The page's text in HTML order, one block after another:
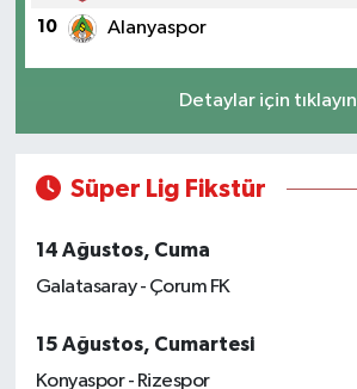
10 Alanyaspor
Detaylar için tıklayın
Süper Lig Fikstür
14 Ağustos, Cuma
Galatasaray - Çorum FK
15 Ağustos, Cumartesi
Konyaspor - Rizespor